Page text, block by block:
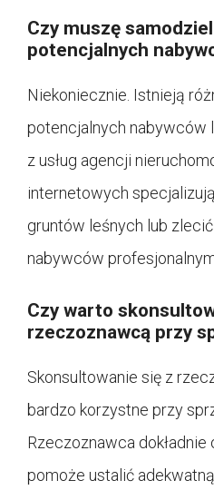
Czy muszę
potencjalnych
Niekoniecznie. Istnieją
potencjalnych nabywców
z usług agencji
internetowych
gruntów leśnych lub
nabywców
Czy warto
rzeczoznawcą przy
Skonsultowanie się z
bardzo korzystne przy
Rzeczoznawca
pomoże ustalić